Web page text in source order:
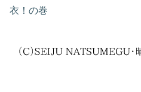
衣！の巻